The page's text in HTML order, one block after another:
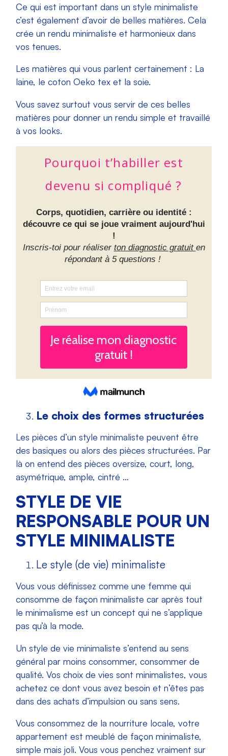
Ce qui est important dans un style minimaliste
c’est également d’avoir de belles matières. Cela
crée un rendu minimaliste et harmonieux dans
vos tenues.
Les matières qui vous parlent certainement : La
laine, le coton Oeko tex et la soie.
Vous savez surtout vous servir de ces belles
matières pour donner un rendu simple et travaillé
à vos looks.
Le choix des formes structurées
Les pièces d’un style minimaliste peuvent être
des basiques ou alors des pièces structurées. Par
là on entend des pièces oversize, court, long,
asymétrique, ample, cintré …
STYLE DE VIE
RESPONSABLE POUR UN
STYLE MINIMALISTE
Le style (de vie) minimaliste
Vous vous définissez comme une femme qui
consomme de façon minimaliste car après tout
le minimalisme est un concept qui ne s’applique
pas qu’à la mode.
Un style de vie minimaliste s’entend au sens
général par moins consommer, consommer de
qualité. Vos choix de vies sont minimalistes, vous
achetez ce dont vous avez besoin et n’êtes pas
dans des achats d’impulsion ou sans sens.
Vous consommez de la nourriture locale, votre
appartement est meublé de façon minimaliste,
simple mais joli. Vous vous penchez vraiment sur